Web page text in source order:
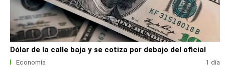
Dólar de la calle baja y se cotiza por debajo del oficial
Economía 1 día